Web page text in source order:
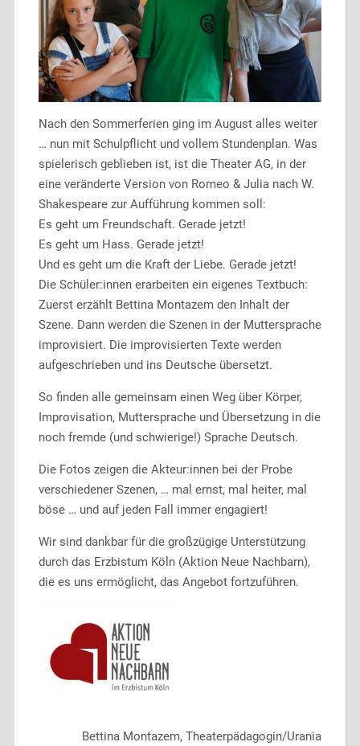
Nach den Sommerferien ging im August alles weiter
… nun mit Schulpflicht und vollem Stundenplan. Was
spielerisch geblieben ist, ist die Theater AG, in der
eine veränderte Version von Romeo & Julia nach W.
Shakespeare zur Aufführung kommen soll:
Es geht um Freundschaft. Gerade jetzt!
Es geht um Hass. Gerade jetzt!
Und es geht um die Kraft der Liebe. Gerade jetzt!
Die Schüler:innen erarbeiten ein eigenes Textbuch:
Zuerst erzählt Bettina Montazem den Inhalt der
Szene. Dann werden die Szenen in der Muttersprache
improvisiert. Die improvisierten Texte werden
aufgeschrieben und ins Deutsche übersetzt.
So finden alle gemeinsam einen Weg über Körper,
Improvisation, Muttersprache und Übersetzung in die
noch fremde (und schwierige!) Sprache Deutsch.
Die Fotos zeigen die Akteur:innen bei der Probe
verschiedener Szenen, … mal ernst, mal heiter, mal
böse … und auf jeden Fall immer engagiert!
Wir sind dankbar für die großzügige Unterstützung
durch das Erzbistum Köln (Aktion Neue Nachbarn),
die es uns ermöglicht, das Angebot fortzuführen.
Bettina Montazem, Theaterpädagogin/Urania